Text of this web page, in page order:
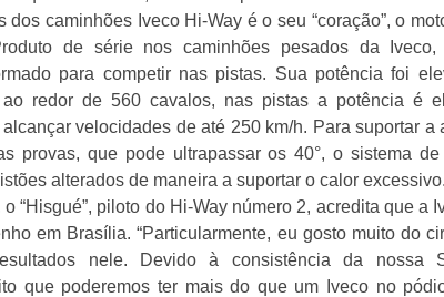
dos caminhões Iveco Hi-Way é o seu “coração”, o
de série nos caminhões pesados da
para competir nas pistas. Sua potência foi
ao redor de 560 cavalos, nas pistas a potência é
velocidades de até 250 km/h. Para suportar a
provas, que pode ultrapassar os 40°, o sistema
alterados de maneira a suportar o calor excessivo.
“Hisgué”, piloto do Hi-Way número 2, acredita que a
em Brasília. “Particularmente, eu gosto muito do
nele. Devido à consistência da nossa
que poderemos ter mais do que um Iveco no